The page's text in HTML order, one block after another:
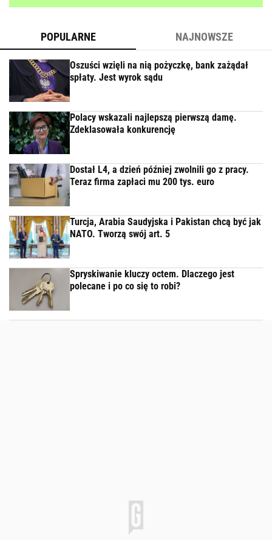
POPULARNE NAJNOWSZE
Oszuści wzięli na nią pożyczkę, bank zażądał
spłaty. Jest wyrok sądu
Polacy wskazali najlepszą pierwszą damę.
Zdeklasowała konkurencję
Dostał L4, a dzień później zwolnili go z pracy.
Teraz firma zapłaci mu 200 tys. euro
Turcja, Arabia Saudyjska i Pakistan chcą być jak
NATO. Tworzą swój art. 5
Spryskiwanie kluczy octem. Dlaczego jest
polecane i po co się to robi?